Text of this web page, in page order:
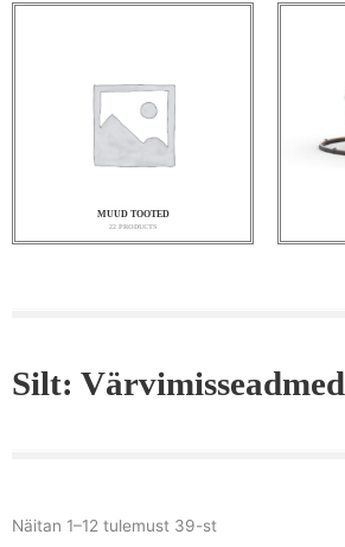
MUUD TOOTED
22 PRODUCTS
Silt: Värvimisseadmed
Näitan 1–12 tulemust 39-st